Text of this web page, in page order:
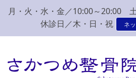
月・火・水・金／10:00～20:00
休診日／木・日・祝
ネ